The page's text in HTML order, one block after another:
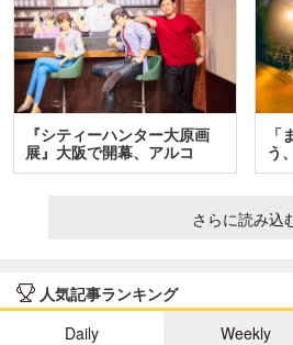
『シティーハンター大原画
展』大阪で開幕、アルコ
＆…
う
と
さらに読み込
人気記事ランキング
Daily
Weekly